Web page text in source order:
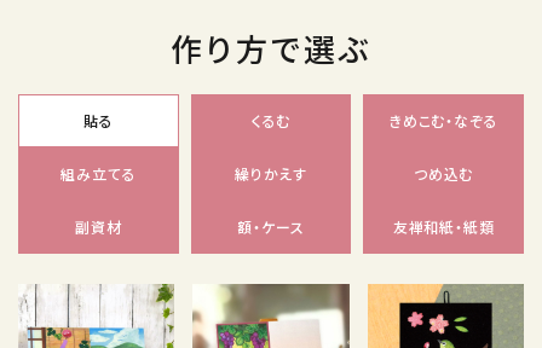
作り方で選ぶ
貼る くるむ きめこむ・なぞる
組み立てる 繰りかえす つめ込む
副資材 額・ケース 友禅和紙・紙類